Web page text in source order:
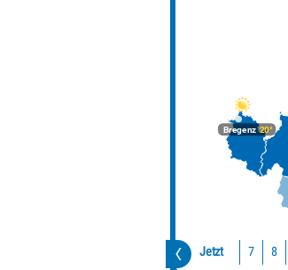
Bregenz20°
Jetzt 7 8